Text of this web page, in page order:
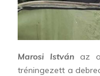
Marosi István az
tréningezett a